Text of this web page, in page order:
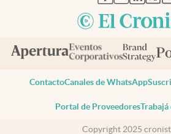
ContactoCanales de WhatsApp
Portal de ProveedoresTrabajá
Copyright 2025